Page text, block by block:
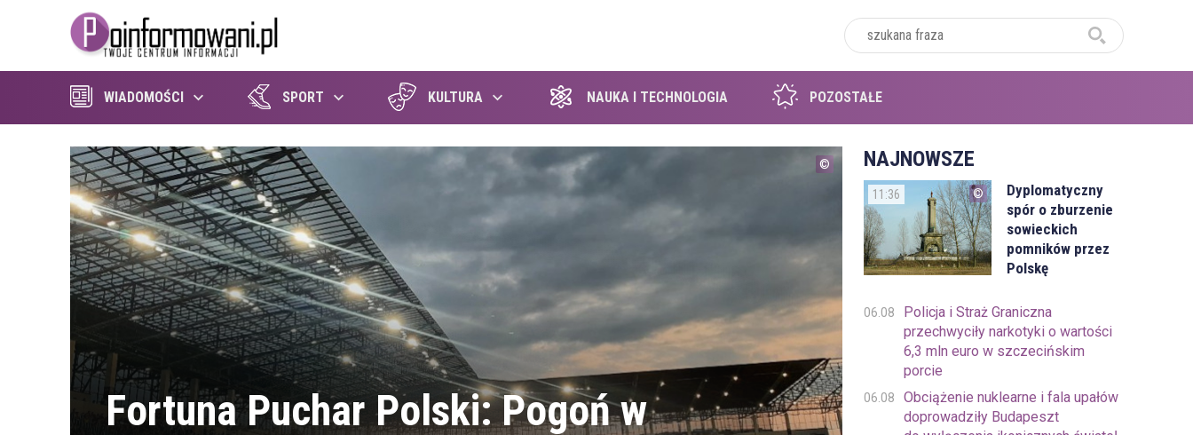
WIADOMOŚCI SPORT KULTURA NAUKA I TECHNOLOGIA POZOSTAŁE
Fortuna Puchar Polski: Pogoń w
NAJNOWSZE
11:36
Dyplomatyczny
spór o zburzenie
sowieckich
pomników przez
Polskę
06.08
Policja i Straż Graniczna
przechwyciły narkotyki o wartości
6,3 mln euro w szczecińskim
porcie
06.08
Obciążenie nuklearne i fala upałów
doprowadziły Budapeszt